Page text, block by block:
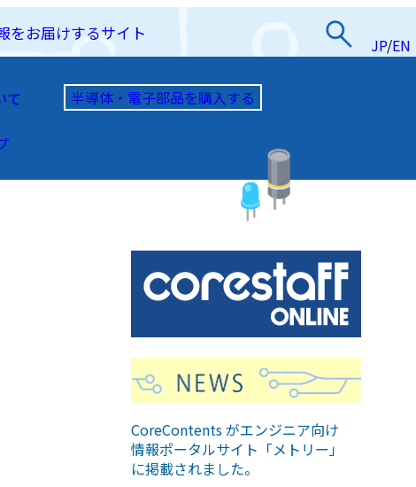
をお届けするサイト
JP/EN
て 半導体・電子部品を購入する
CoreContents がエンジニア向け
情報ポータルサイト「メトリー」
に掲載されました。